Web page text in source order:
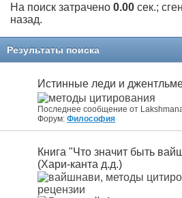
На поиск затрачено 0.00 сек.;
назад.
Результаты поиска
Истинные леди и
Форум: Философия
Книга "Что значит быть
(Хари-канта д.д.)